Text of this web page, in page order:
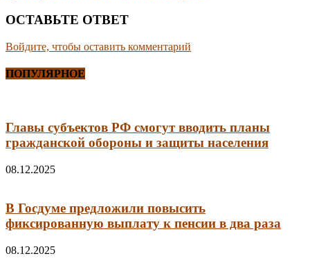
ОСТАВЬТЕ ОТВЕТ
Войдите, чтобы оставить комментарий
ПОПУЛЯРНОЕ
Главы субъектов РФ смогут вводить планы
гражданской обороны и защиты населения
08.12.2025
В Госдуме предложили повысить
фиксированную выплату к пенсии в два раза
08.12.2025